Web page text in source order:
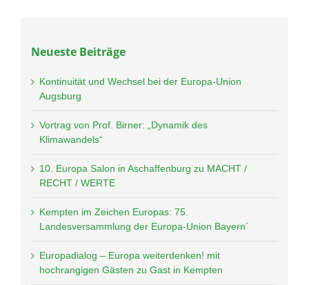
Neueste Beiträge
Kontinuität und Wechsel bei der Europa-Union
Augsburg
Vortrag von Prof. Birner: „Dynamik des
Klimawandels“
10. Europa Salon in Aschaffenburg zu MACHT /
RECHT / WERTE
Kempten im Zeichen Europas: 75.
Landesversammlung der Europa-Union Bayern´
Europadialog – Europa weiterdenken! mit
hochrangigen Gästen zu Gast in Kempten